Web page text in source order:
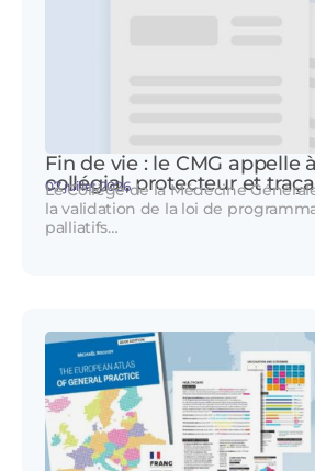
Fin de vie : le CMG appelle
collégial, protecteur et
07 juillet 2026
Le Collège de la Médecine
la validation de la loi de
palliatifs…